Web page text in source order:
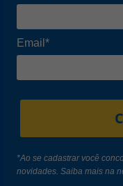
Email*
*Ao se cadastrar você
novidades. Saiba mais na